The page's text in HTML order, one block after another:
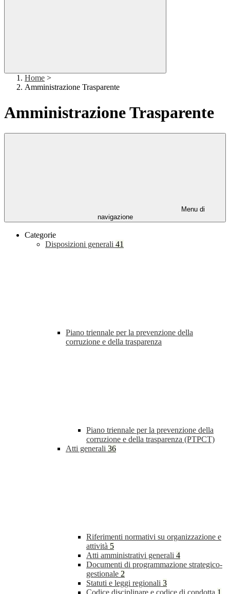
Home >
Amministrazione Trasparente
Amministrazione Trasparente
Menu di
navigazione
Categorie
Disposizioni generali 41
Piano triennale per la prevenzione della
corruzione e della trasparenza
Piano triennale per la prevenzione della
corruzione e della trasparenza (PTPCT)
Atti generali 36
Riferimenti normativi su organizzazione e
attività 5
Atti amministrativi generali 4
Documenti di programmazione strategico-
gestionale 2
Statuti e leggi regionali 3